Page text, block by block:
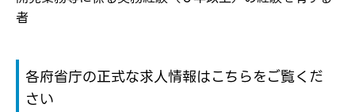
者
各府省庁の正式な求人情報はこちらをご覧くだ
さい